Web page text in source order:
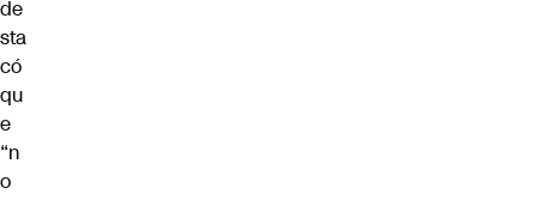
de
sta
có
qu
e
“n
o